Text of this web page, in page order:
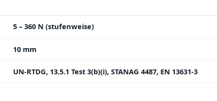
5 – 360 N (stufenweise)
10 mm
UN-RTDG, 13.5.1 Test 3(b)(i), STANAG 4487, EN 13631-3